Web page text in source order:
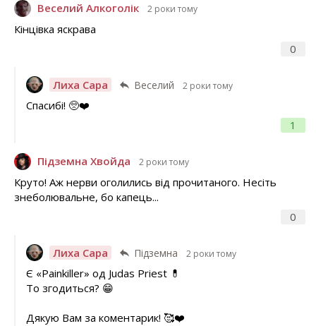
Веселий Алкоголік 2 роки тому
0
Кінцівка яскрава
Лиха Сара Веселий 2 роки тому
1
Спасибі! 🥺❤️
Підземна Хвойда 2 роки тому
0
Круто! Аж нерви оголились від прочитаного. Несіть
знеболювальне, бо капець...
Лиха Сара Підземна 2 роки тому
Є «Painkiller» од Judas Priest 💊
То згодиться? 😁
Дякую Вам за коментарик! 🥰❤️